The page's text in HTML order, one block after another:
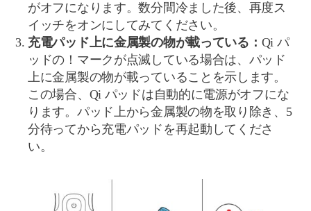
がオフになります。数分間冷ました後、再度ス
イッチをオンにしてみてください。
充電パッド上に金属製の物が載っている： Qi パ
ッドの！マークが点滅している場合は、パッド
上に金属製の物が載っていることを示します。
この場合、Qi パッドは自動的に電源がオフにな
ります。パッド上から金属製の物を取り除き、5
分待ってから充電パッドを再起動してくださ
い。